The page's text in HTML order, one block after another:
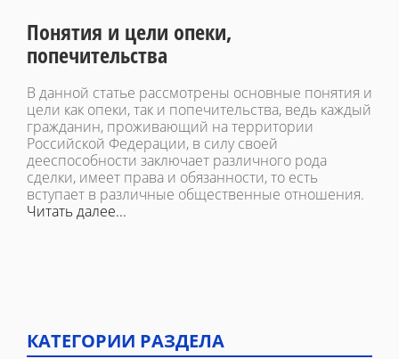
Понятия и цели опеки,
попечительства
В данной статье рассмотрены основные понятия и
цели как опеки, так и попечительства, ведь каждый
гражданин, проживающий на территории
Российской Федерации, в силу своей
дееспособности заключает различного рода
сделки, имеет права и обязанности, то есть
вступает в различные общественные отношения.
Читать далее...
КАТЕГОРИИ РАЗДЕЛА